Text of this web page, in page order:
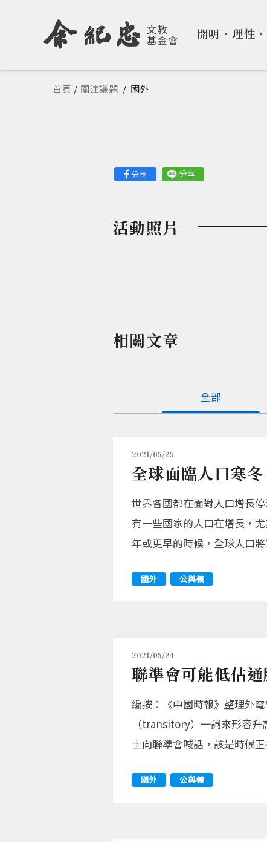
開明 ・ 理性 ・
您在這裡
首頁 / 關注議題 / 國外
分享 分享
活動照片
相關文章
全部
2021/05/25
全球面臨人口寒
世界各國都在面對人口增長
有一些國家的人口在增長，
年或更早的時候，全球人口
國外 公與義
2021/05/24
聯準會可能低估
編按：《中國時報》整理外
（transitory）一詞來形容
士向聯準會喊話，該是時候
國外 公與義